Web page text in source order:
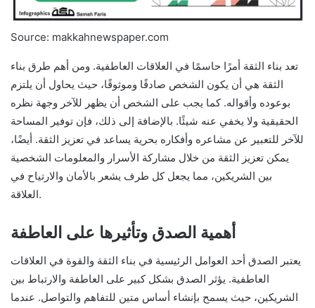
Source: makkahnewspaper.com
تعد بناء الثقة أمرًا حاسمًا في العلاقات العاطفية. ومن أهم طرق بناء
الثقة هي أن يكون الشخص صادقًا وموثوقًا، حيث يحاول أن يلتزم
بوعوده وأقواله. كما يجب على الشخص أن يظهر للآخر وجهة نظره
الحقيقية ولا يخفي عنه شيئًا. بالإضافة إلى ذلك، فإن توفير المساحة
للآخر للتعبير عن مشاعره وأفكاره بحرية يساعد في تعزيز الثقة. أيضًا،
يمكن تعزيز الثقة من خلال مشاركة الأسرار والمعلومات الشخصية
بين الشريكين، مما يجعل كل طرف يشعر بالأمان والارتياح في
العلاقة.
أهمية الصدق وتأثيرها على العاطفة
يعتبر الصدق أحد العوامل الرئيسية في بناء الثقة والقوة في العلاقات
العاطفية. يؤثر الصدق بشكل كبير على العاطفة والارتباط بين
الشريكين، حيث يسمح بإنشاء أساس متين للتفاهم والتواصل. عندما